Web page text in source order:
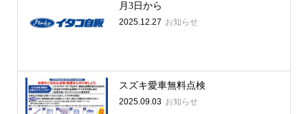
月3日から
2025.12.27 お知らせ
スズキ愛車無料点検
2025.09.03 お知らせ